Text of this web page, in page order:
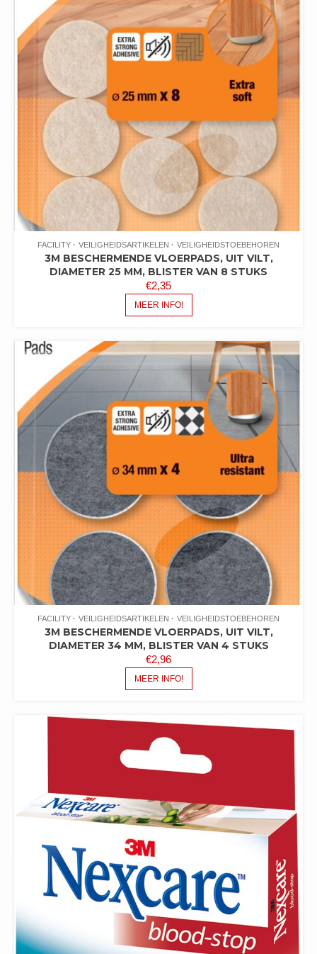
FACILITY VEILIGHEIDSARTIKELEN VEILIGHEIDSTOEBEHOREN
3M BESCHERMENDE VLOERPADS, UIT VILT,
DIAMETER 25 MM, BLISTER VAN 8 STUKS
€2,35
MEER INFO!
FACILITY VEILIGHEIDSARTIKELEN VEILIGHEIDSTOEBEHOREN
3M BESCHERMENDE VLOERPADS, UIT VILT,
DIAMETER 34 MM, BLISTER VAN 4 STUKS
€2,96
MEER INFO!